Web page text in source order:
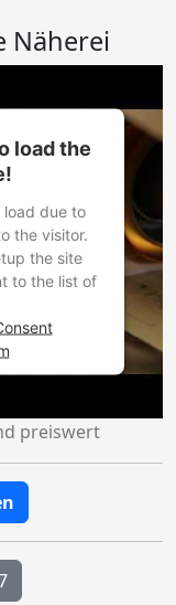
Näherei
load the
due to
the visitor.
the site
to the list of
preiswert